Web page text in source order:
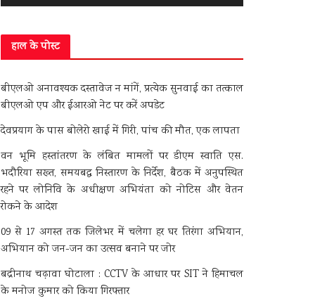
हाल के पोस्ट
बीएलओ अनावश्यक दस्तावेज न मांगें, प्रत्येक सुनवाई का तत्काल
बीएलओ एप और ईआरओ नेट पर करें अपडेट
देवप्रयाग के पास बोलेरो खाई में गिरी, पांच की मौत, एक लापता
वन भूमि हस्तांतरण के लंबित मामलों पर डीएम स्वाति एस.
भदौरिया सख्त, समयबद्ध निस्तारण के निर्देश, बैठक में अनुपस्थित
रहने पर लोनिवि के अधीक्षण अभियंता को नोटिस और वेतन
रोकने के आदेश
09 से 17 अगस्त तक जिलेभर में चलेगा हर घर तिरंगा अभियान,
अभियान को जन-जन का उत्सव बनाने पर जोर
बद्रीनाथ चढ़ावा घोटाला : CCTV के आधार पर SIT ने हिमाचल
के मनोज कुमार को किया गिरफ्तार